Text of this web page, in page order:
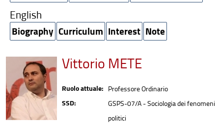
English
Biography Curriculum Interest Note
Vittorio METE
Ruolo attuale: Professore Ordinario
SSD:
GSPS-07/A - Sociologia dei fenomeni
politici